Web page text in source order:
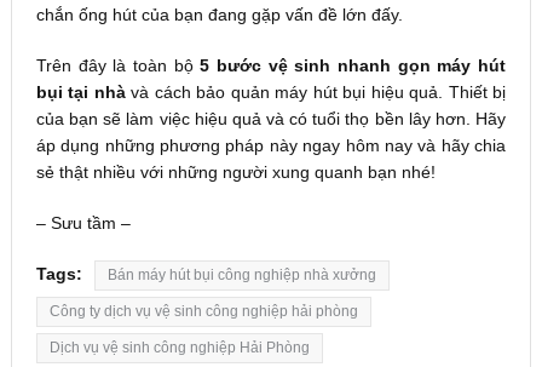
chắn ống hút của bạn đang gặp vấn đề lớn đấy.
Trên đây là toàn bộ5 bước vệ sinh nhanh gọn máy hút
bụi tại nhàvà cách bảo quản máy hút bụi hiệu quả. Thiết bị
của bạn sẽ làm việc hiệu quả và có tuổi thọ bền lây hơn. Hãy
áp dụng những phương pháp này ngay hôm nay và hãy chia
sẻ thật nhiều với những người xung quanh bạn nhé!
– Sưu tầm –
Tags: Bán máy hút bụi công nghiệp nhà xưởng
Công ty dịch vụ vệ sinh công nghiệp hải phòng
Dịch vụ vệ sinh công nghiệp Hải Phòng